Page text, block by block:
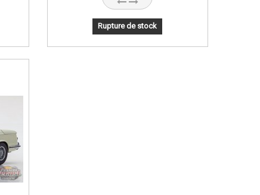
Rupture de stock